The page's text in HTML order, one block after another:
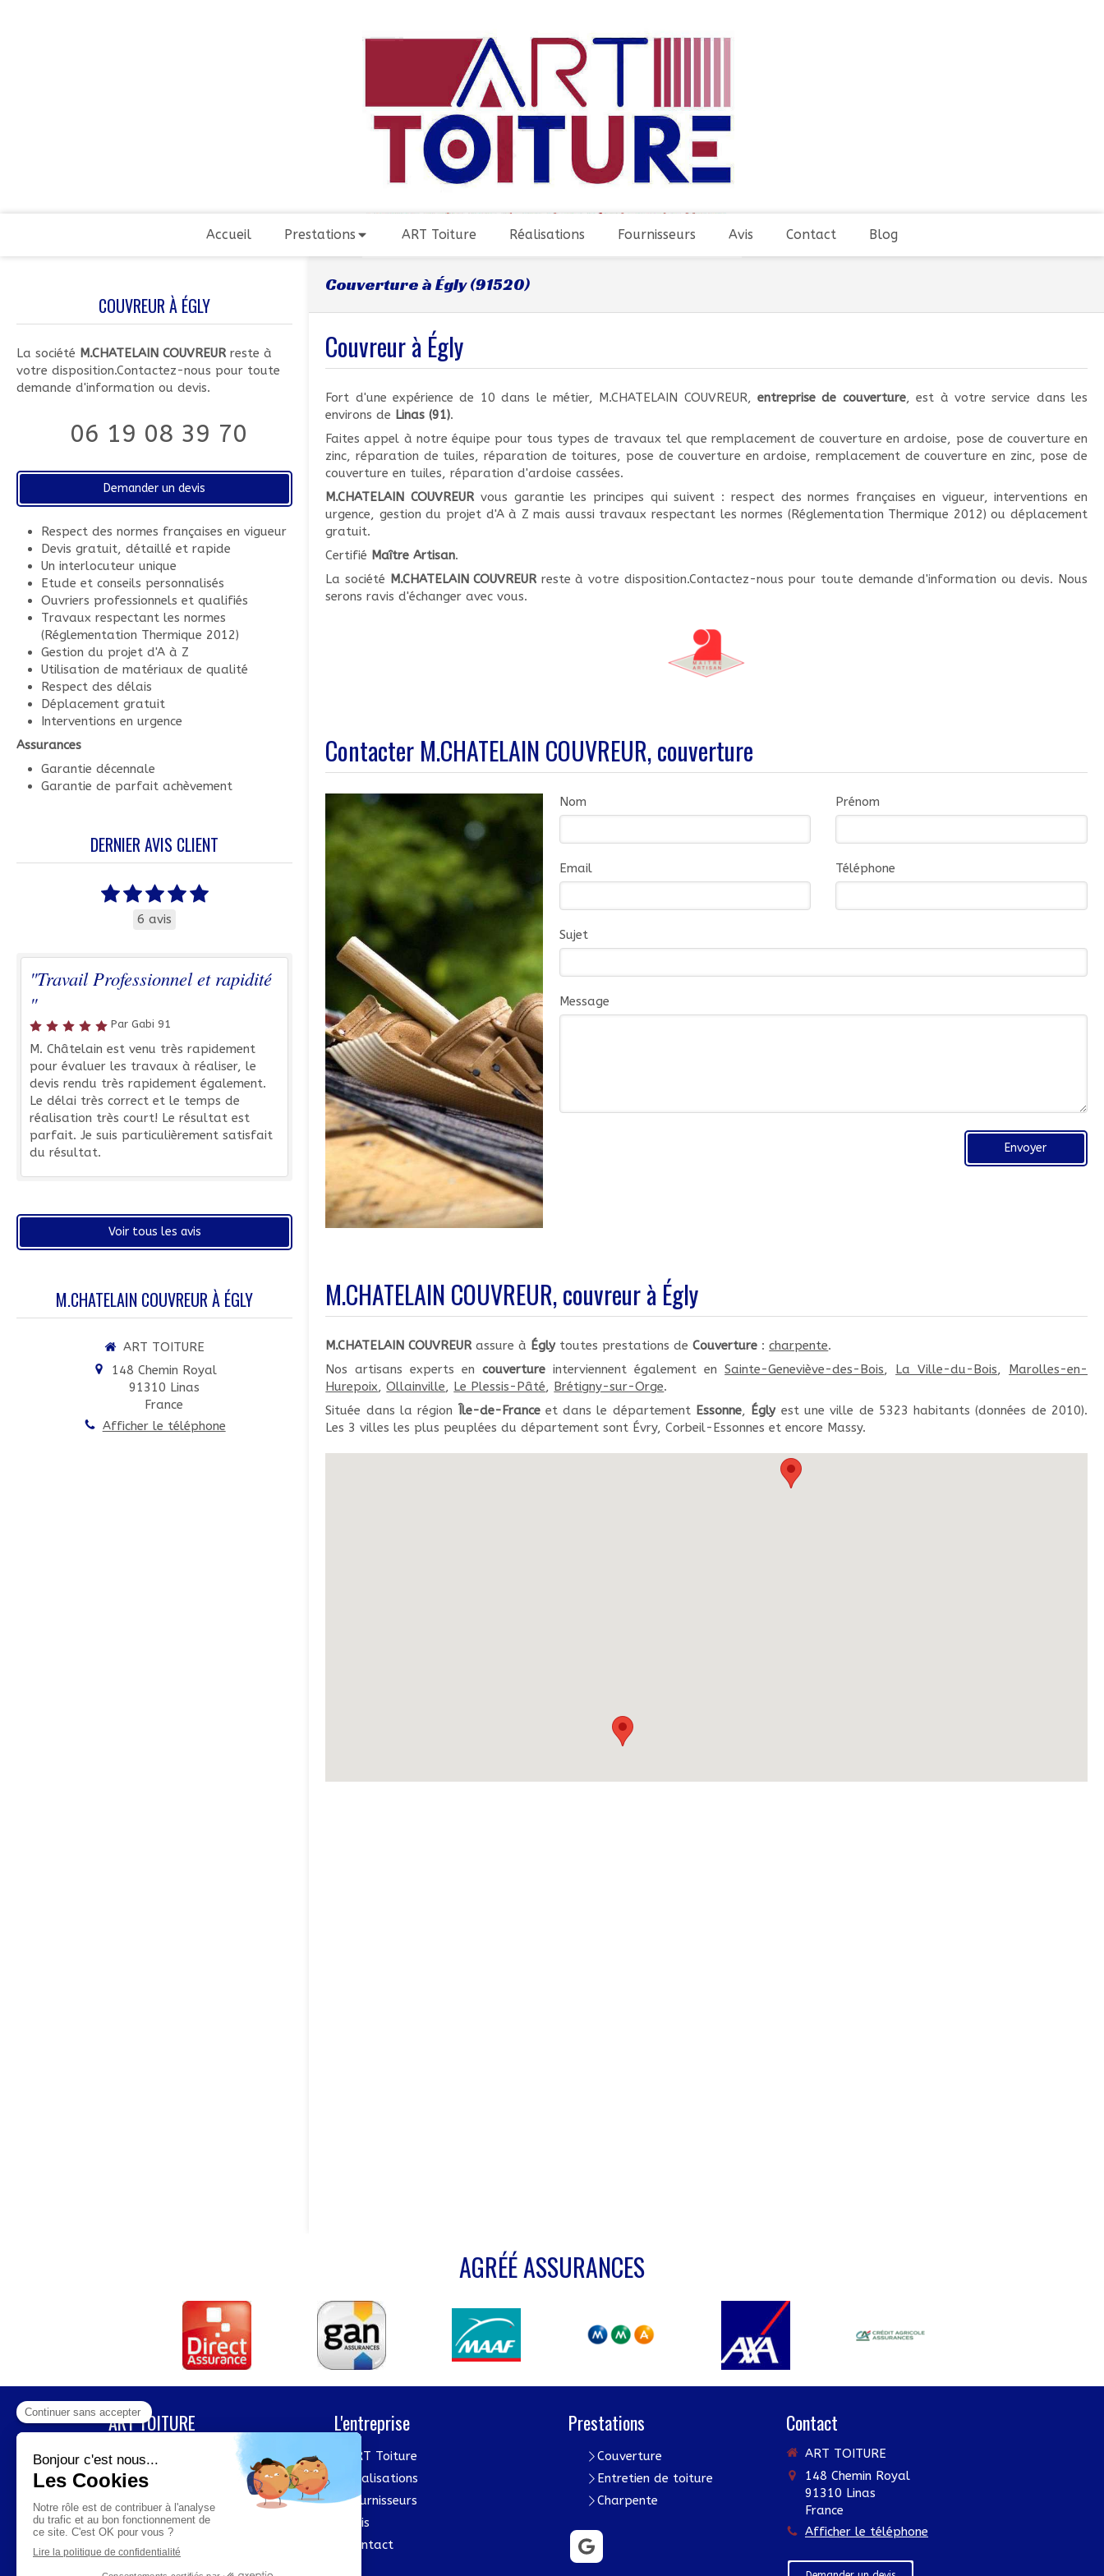
Accueil Prestations ART Toiture Réalisations Fournisseurs Avis Contact Blog
Couverture à Égly (91520)
Couvreur à Égly
Fort d'une expérience de 10 dans le métier, M.CHATELAIN COUVREUR,entreprise de couverture, est à votre service dans les
environs de Linas (91).
Faites appel à notre équipe pour tous types de travaux tel que remplacement de couverture en ardoise, pose de couverture en
zinc, réparation de tuiles, réparation de toitures, pose de couverture en ardoise, remplacement de couverture en zinc, pose de
couverture en tuiles, réparation d'ardoise cassées.
M.CHATELAIN COUVREUR vous garantie les principes qui suivent : respect des normes françaises en vigueur, interventions en
urgence, gestion du projet d'A à Z mais aussi travaux respectant les normes (Réglementation Thermique 2012) ou déplacement
gratuit.
Certifié Maître Artisan.
La société M.CHATELAIN COUVREUR reste à votre disposition.Contactez-nous pour toute demande d'information ou devis. Nous
serons ravis d'échanger avec vous.
Contacter M.CHATELAIN COUVREUR, couverture
Nom Prénom
Email Téléphone
Sujet
Message
Envoyer
M.CHATELAIN COUVREUR, couvreur à Égly
M.CHATELAIN COUVREUR assure à Églytoutes prestations deCouverture :charpente.
Nos artisans experts encouverture interviennent également enSainte-Geneviève-des-Bois, La Ville-du-Bois, Marolles-en-
Hurepoix,Ollainville, Le Plessis-Pâté, Brétigny-sur-Orge.
Située dans la région Île-de-Franceet dans le département Essonne, Églyest une ville de 5323 habitants (données de 2010).
Les 3 villes les plus peuplées du département sont Évry, Corbeil-Essonnes et encore Massy.
COUVREUR À ÉGLY
La société M.CHATELAIN COUVREUR reste à
votre disposition.Contactez-nous pour toute
demande d'information ou devis.
06 19 08 39 70
Demander un devis
Respect des normes françaises en vigueur
Devis gratuit, détaillé et rapide
Un interlocuteur unique
Etude et conseils personnalisés
Ouvriers professionnels et qualifiés
Travaux respectant les normes
(Réglementation Thermique 2012)
Gestion du projet d'A à Z
Utilisation de matériaux de qualité
Respect des délais
Déplacement gratuit
Interventions en urgence
Assurances
Garantie décennale
Garantie de parfait achèvement
DERNIER AVIS CLIENT
6 avis
"Travail Professionnel et rapidité
"
Par Gabi 91
M. Châtelain est venu très rapidement
pour évaluer les travaux à réaliser, le
devis rendu très rapidement également.
Le délai très correct et le temps de
réalisation très court! Le résultat est
parfait. Je suis particulièrement satisfait
du résultat.
Voir tous les avis
M.CHATELAIN COUVREUR À ÉGLY
ART TOITURE
148 Chemin Royal
91310 Linas
France
Afficher le téléphone
AGRÉÉ ASSURANCES
ART TOITURE
Pour tous vos travaux de
couverture, entretien / nettoyage
de toiture, charpente, détection
de fuiteen Ile-de-France,
n'hésitez pas à contacter
TOITURE!
L'entreprise
ART Toiture
Réalisations
Fournisseurs
Avis
Contact
Prestations
Couverture
Entretien de toiture
Charpente
Contact
ART TOITURE
148 Chemin Royal
91310 Linas
France
Afficher le téléphone